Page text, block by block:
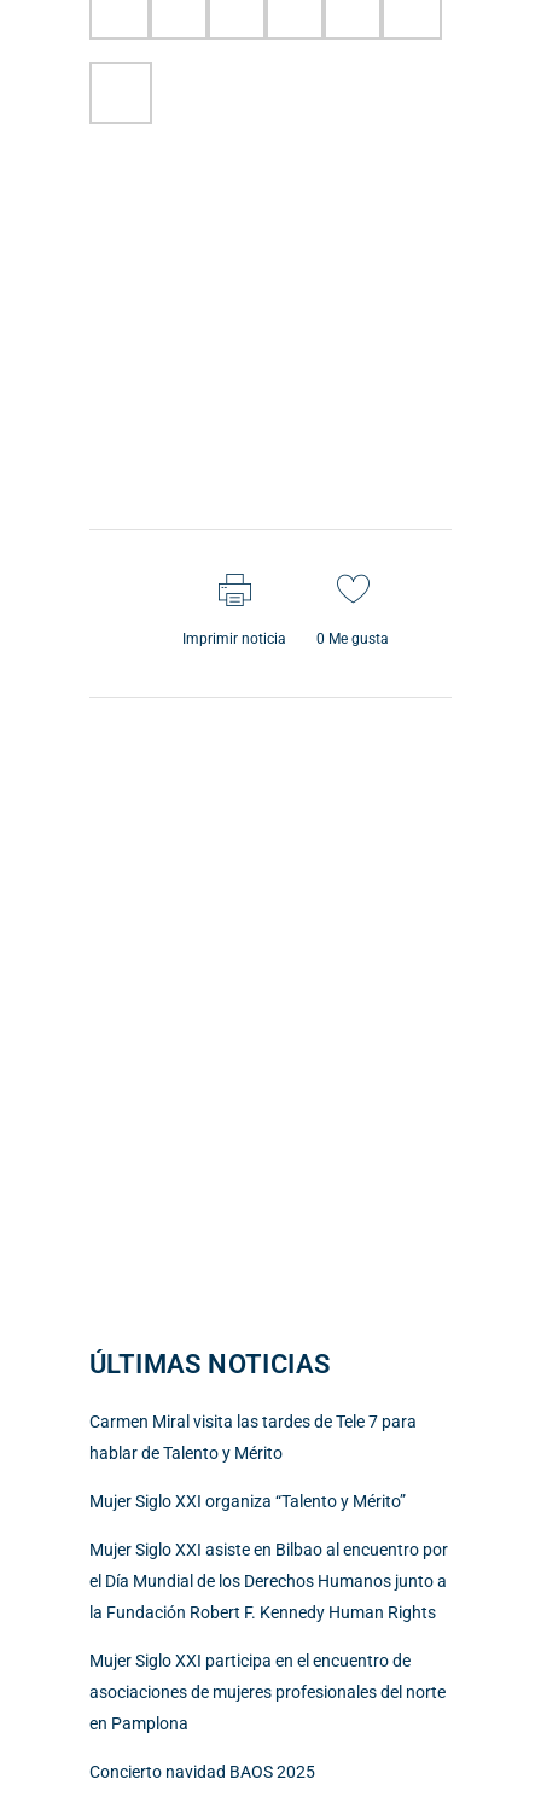
Imprimir noticia 0 Me gusta
ÚLTIMAS NOTICIAS
Carmen Miral visita las tardes de Tele 7 para
hablar de Talento y Mérito
Mujer Siglo XXI organiza “Talento y Mérito”
Mujer Siglo XXI asiste en Bilbao al encuentro por
el Día Mundial de los Derechos Humanos junto a
la Fundación Robert F. Kennedy Human Rights
Mujer Siglo XXI participa en el encuentro de
asociaciones de mujeres profesionales del norte
en Pamplona
Concierto navidad BAOS 2025